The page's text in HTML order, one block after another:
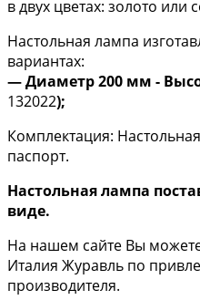
в двух цветах: золото или
Настольная лампа
вариантах:
— Диаметр 200 мм -
132022);
Комплектация:
паспорт.
Настольная лампа
виде.
На нашем сайте Вы
Италия Журавль по
производителя.